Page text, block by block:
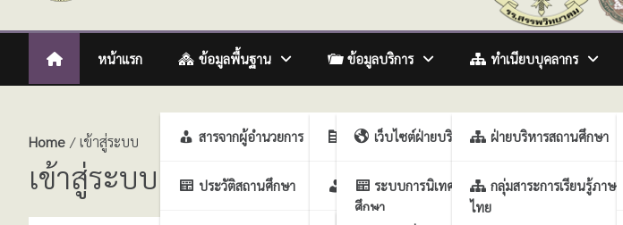
โรงเรียนสรรพวิทยาคม
:: โรงเรียนสรรพวิทยาคม อำเภอแม่สอด จังหวัดตาก :: Sapphawitthayakhom School
หน้าแรก ข้อมูลพื้นฐาน
สารจากผู้อำนวยการ
ประวัติสถานศึกษา
ข้อมูลบริการ
ฝ่ายบริหารวิชาการ
เว็บไซต์ฝ่ายบริหารวิชาการ
ระบบการนิเทศภายในสถาน
ศึกษา
ฝ่ายบริหารงานบุคคล
ทำเนียบบุคลากร
ฝ่ายบริหารสถานศึกษา
กลุ่มสาระการเรียนรู้ภาษา
ไทย
Home เข้าสู่ระบบ
เข้าสู่ระบบ